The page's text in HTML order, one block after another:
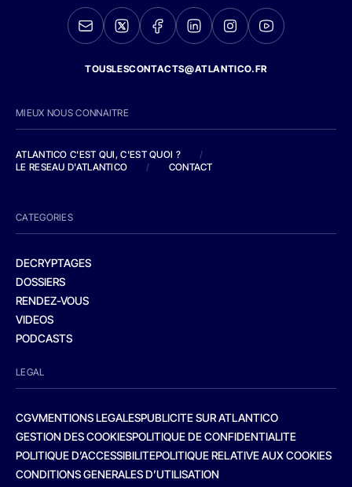
TOUSLESCONTACTS@ATLANTICO.FR
MIEUX NOUS CONNAITRE
ATLANTICO C'EST QUI, C'EST QUOI ?
/
LE RESEAU D'ATLANTICO
/ CONTACT
CATEGORIES
DECRYPTAGES
DOSSIERS
RENDEZ-VOUS
VIDEOS
PODCASTS
LEGAL
CGVMENTIONS LEGALESPUBLICITE SUR ATLANTICO
GESTION DES COOKIESPOLITIQUE DE CONFIDENTIALITE
POLITIQUE D’ACCESSIBILITEPOLITIQUE RELATIVE AUX COOKIES
CONDITIONS GENERALES D’UTILISATION